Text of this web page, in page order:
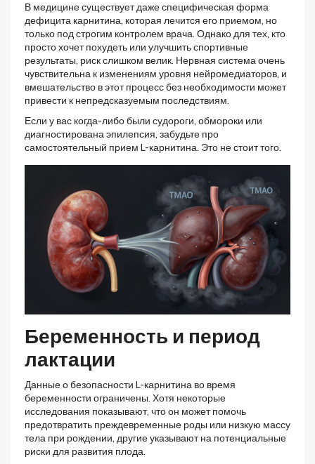
В медицине существует даже специфическая форма
дефицита карнитина, которая лечится его приемом, но
только под строгим контролем врача. Однако для тех, кто
просто хочет похудеть или улучшить спортивные
результаты, риск слишком велик. Нервная система очень
чувствительна к изменениям уровня нейромедиаторов, и
вмешательство в этот процесс без необходимости может
привести к непредсказуемым последствиям.
Если у вас когда-либо были судороги, обмороки или
диагностирована эпилепсия, забудьте про
самостоятельный прием L-карнитина. Это не стоит того.
Беременность и период
лактации
Данные о безопасности L-карнитина во время
беременности ограничены. Хотя некоторые
исследования показывают, что он может помочь
предотвратить преждевременные роды или низкую массу
тела при рождении, другие указывают на потенциальные
риски для развития плода.